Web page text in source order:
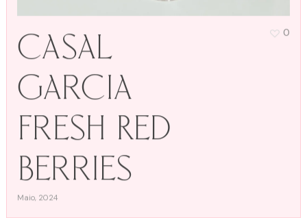
Casal
Garcia
Fresh Red
Berries
Maio, 2024
0